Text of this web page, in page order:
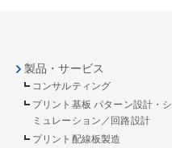
製品・サービス
コンサルティング
プリント基板 パターン設計・シ
ミュレーション／回路設計
プリント配線板製造